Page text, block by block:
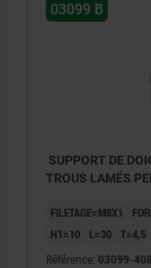
03099 B
SUPPORT DE
TROUS LAMÉS
FILETAGE=M8X1
H1=10
L=30 T=4,5
Référence: 03099-